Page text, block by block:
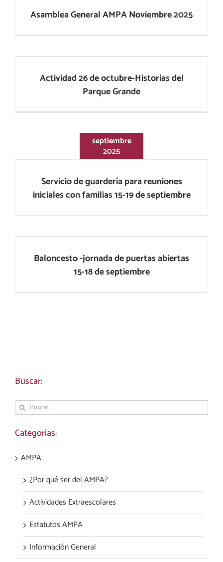
Asamblea General AMPA Noviembre 2025
Actividad 26 de octubre-Historias del
Parque Grande
septiembre
2025
Servicio de guardería para reuniones
Servicio de guardería para reuniones
iniciales con familias 15-19 de septiembre
Baloncesto -jornada de puertas abiertas
15-18 de septiembre
Buscar:
Buscar:
Categorías:
AMPA
¿Por qué ser del AMPA?
Actividades Extraescolares
Estatutos AMPA
Información General